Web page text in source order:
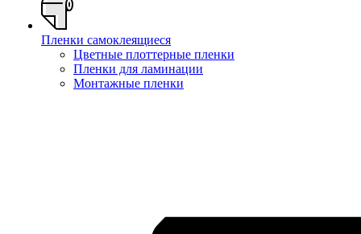
Пленки самоклеящиеся
Цветные плоттерные пленки
Пленки для ламинации
Монтажные пленки